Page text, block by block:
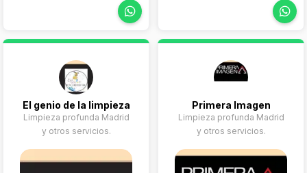
El genio de la limpieza
Limpieza profunda Madrid
y otros servicios.
Primera Imagen
Limpieza profunda Madrid
y otros servicios.